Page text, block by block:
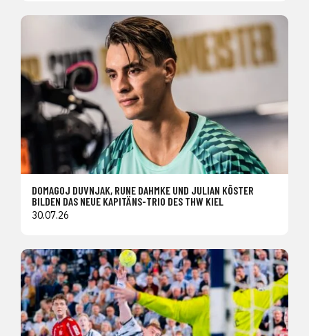
DOMAGOJ DUVNJAK, RUNE DAHMKE UND JULIAN KÖSTER
BILDEN DAS NEUE KAPITÄNS-TRIO DES THW KIEL
30.07.26